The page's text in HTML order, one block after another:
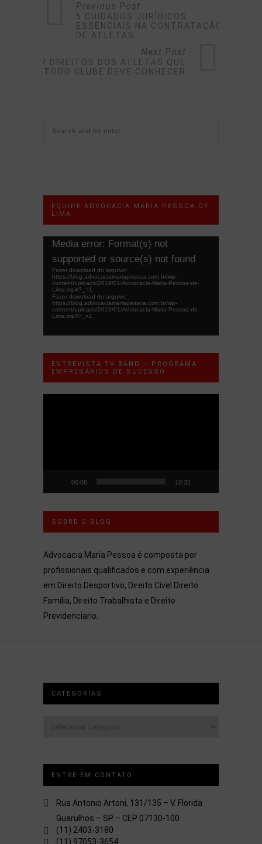
Previous Post
5 CUIDADOS JURÍDICOS
ESSENCIAIS NA CONTRATAÇÃO
DE ATLETAS
Next Post
7 DIREITOS DOS ATLETAS QUE
TODO CLUBE DEVE CONHECER
EQUIPE ADVOCACIA MARIA PESSOA DE
LIMA
Tocador
vídeo
Media error: Format(s) not
supported or source(s) not found
Fazer download do arquivo:
https://blog.advocaciamariapessoa.com.br/wp-
content/uploads/2019/01/Advocacia-Maria-Pessoa-de-
Lima.mp4?_=1
Fazer download do arquivo:
https://blog.advocaciamariapessoa.com.br/wp-
content/uploads/2019/01/Advocacia-Maria-Pessoa-de-
Lima.mp4?_=1
ENTREVISTA TV BAND – PROGRAMA
EMPRESÁRIOS DE SUCESSO
00:00 10:31
SOBRE O BLOG
Advocacia Maria Pessoa é composta por
profissionais qualificados e com experiência
em Direito Desportivo, Direito Cível Direito
Família, Direito Trabalhista e Direito
Previdenciario.
CATEGORIAS
ENTRE EM CONTATO
Rua Antonio Artoni, 131/135 – V. Florida
Guarulhos – SP – CEP 07130-100
(11) 2403-3180
(11) 97053-3654